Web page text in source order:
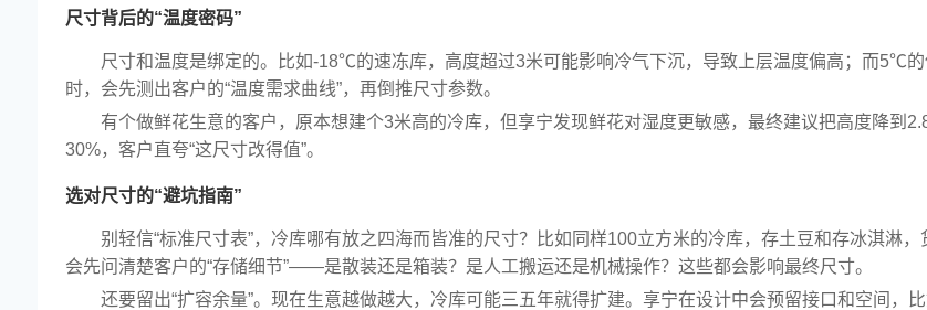
尺寸背后的“温度密码”
尺寸和温度是绑定的。比如-18℃的速冻库，高度超过3米可能影响冷气下沉，导致上层温度偏高；而5℃
时，会先测出客户的“温度需求曲线”，再倒推尺寸参数。
有个做鲜花生意的客户，原本想建个3米高的冷库，但享宁发现鲜花对湿度更敏感，最终建议把高度降
30%，客户直夸“这尺寸改得值”。
选对尺寸的“避坑指南”
别轻信“标准尺寸表”，冷库哪有放之四海而皆准的尺寸？比如同样100立方米的冷库，存土豆和存冰淇淋
会先问清楚客户的“存储细节”——是散装还是箱装？是人工搬运还是机械操作？这些都会影响最终尺寸。
还要留出“扩容余量”。现在生意越做越大，冷库可能三五年就得扩建。享宁在设计中会预留接口和空间，